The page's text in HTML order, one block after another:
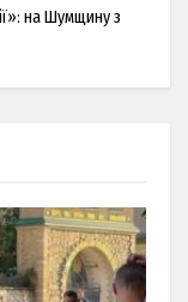
на Шумщину з